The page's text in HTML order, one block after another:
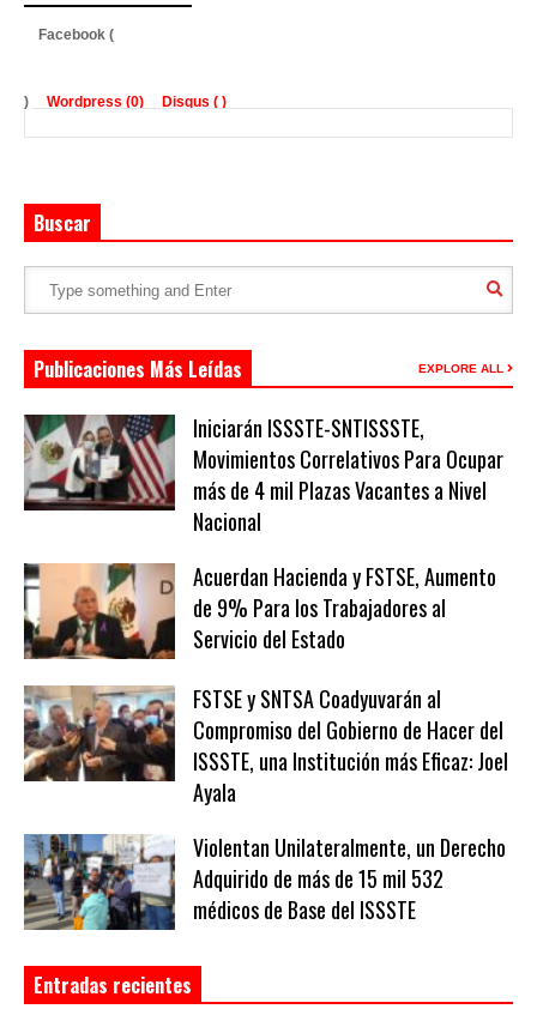
Facebook (
) Wordpress (0) Disqus ( )
Buscar
Publicaciones Más Leídas EXPLORE ALL
Iniciarán ISSSTE-SNTISSSTE,
Movimientos Correlativos Para Ocupar
más de 4 mil Plazas Vacantes a Nivel
Nacional
Acuerdan Hacienda y FSTSE, Aumento
de 9% Para los Trabajadores al
Servicio del Estado
FSTSE y SNTSA Coadyuvarán al
Compromiso del Gobierno de Hacer del
ISSSTE, una Institución más Eficaz: Joel
Ayala
Violentan Unilateralmente, un Derecho
Adquirido de más de 15 mil 532
médicos de Base del ISSSTE
Entradas recientes